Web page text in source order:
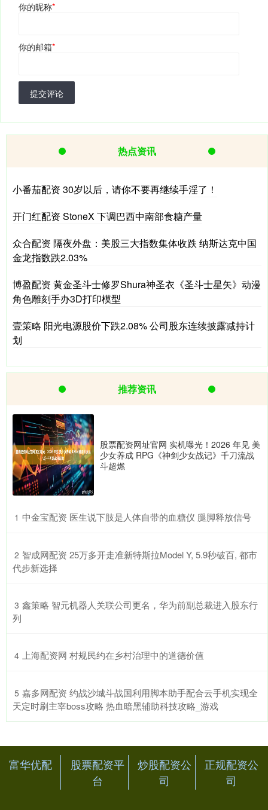
你的昵称*
你的邮箱*
提交评论
热点资讯
小番茄配资 30岁以后，请你不要再继续手淫了！
开门红配资 StoneX 下调巴西中南部食糖产量
众合配资 隔夜外盘：美股三大指数集体收跌 纳斯达克中国
金龙指数跌2.03%
博盈配资 黄金圣斗士修罗Shura神圣衣《圣斗士星矢》动漫
角色雕刻手办3D打印模型
壹策略 阳光电源股价下跌2.08% 公司股东连续披露减持计
划
推荐资讯
股票配资网址官网 实机曝光！2026 年见 美
少女养成 RPG《神剑少女战记》千刀流战
斗超燃
1 ​中金宝配资 医生说下肢是人体自带的血糖仪 腿脚释放信号
2 ​智成网配资 25万多开走准新特斯拉Model Y, 5.9秒破百, 都市
代步新选择
3 ​鑫策略 智元机器人关联公司更名，华为前副总裁进入股东行
列
4 ​上海配资网 村规民约在乡村治理中的道德价值
5 ​嘉多网配资 约战沙城斗战国利用脚本助手配合云手机实现全
天定时刷主宰boss攻略 热血暗黑辅助科技攻略_游戏
富华优配
股票配资平
台
炒股配资公
司
正规配资公
司